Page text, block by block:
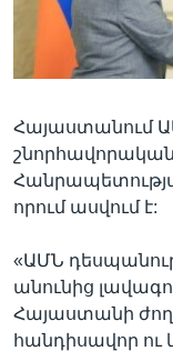
Հայաստանում
շնորհավորական
որում ասվում է:
«ԱՄՆ
անունից
Հայաստանի
հանդիսավոր ու